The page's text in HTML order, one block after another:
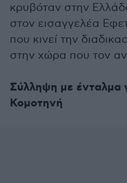
κρυβόταν στην
στον εισαγγελέα
που κινεί την
στην χώρα που τον
Σύλληψη με ένταλμα
Κομοτηνή